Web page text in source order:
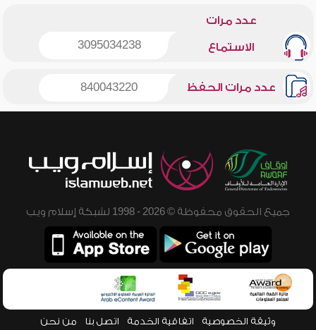
عدد مرات
الاستماع 3095034238
عدد مرات الحفظ 840043220
جميع الحقوق محفوظة © 2026 - 1998 لشبكة إسلام ويب
وثيقة الخصوصية اتفاقية الخدمة اتصل بنا من نحن